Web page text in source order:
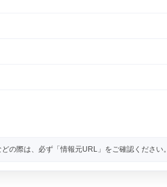
の際は、必ず「情報元URL」をご確認ください。